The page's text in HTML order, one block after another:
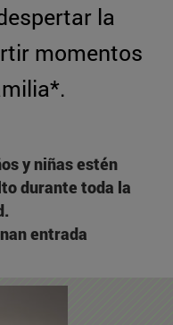
la
momentos
y niñas estén
durante toda la
entrada